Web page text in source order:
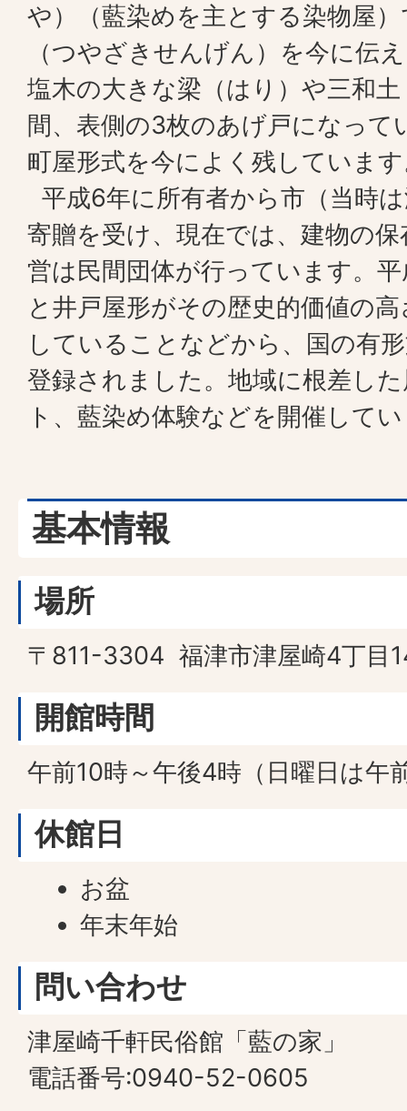
や）（藍染めを主とする染物屋
（つやざきせんげん）を今に伝
塩木の大きな梁（はり）や三和
間、表側の3枚のあげ戸になって
町屋形式を今によく残していま
平成6年に所有者から市（当時
寄贈を受け、現在では、建物の
営は民間団体が行っています。
と井戸屋形がその歴史的価値の
していることなどから、国の有
登録されました。地域に根差し
ト、藍染め体験などを開催して
基本情報
場所
〒811-3304 福津市津屋崎4丁目
開館時間
午前10時～午後4時（日曜日は午
休館日
お盆
年末年始
問い合わせ
津屋崎千軒民俗館「藍の家」
電話番号:0940-52-0605